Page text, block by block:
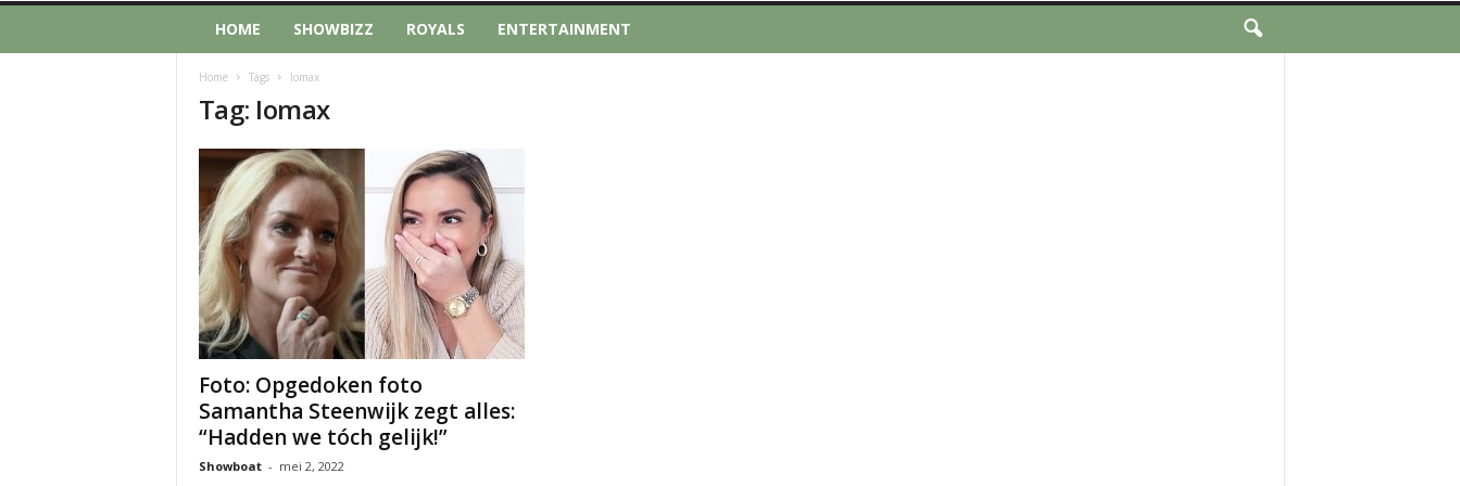
HOME SHOWBIZZ ROYALS ENTERTAINMENT
Home Tags Iomax
Tag: Iomax
Foto: Opgedoken foto
Samantha Steenwijk zegt alles:
“Hadden we tóch gelijk!”
Showboat - mei 2, 2022